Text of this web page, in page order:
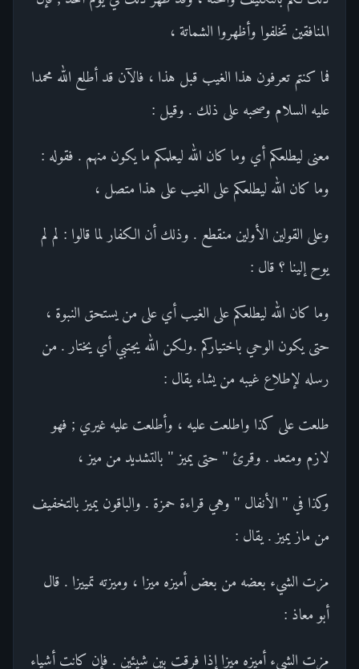
المنافقين تخلفوا وأظهروا الشماتة ،
فما كنتم تعرفون هذا الغيب قبل هذا ، فالآن قد أطلع الله محمدا
عليه السلام وصحبه على ذلك . وقيل :
معنى ليطلعكم أي وما كان الله ليعلمكم ما يكون منهم . فقوله :
وما كان الله ليطلعكم على الغيب على هذا متصل ،
وعلى القولين الأولين منقطع . وذلك أن الكفار لما قالوا : لم لم
يوح إلينا ؟ قال :
وما كان الله ليطلعكم على الغيب أي على من يستحق النبوة ،
حتى يكون الوحي باختياركم .ولكن الله يجتبي أي يختار . من
رسله لإطلاع غيبه من يشاء يقال :
طلعت على كذا واطلعت عليه ، وأطلعت عليه غيري ; فهو
لازم ومتعد . وقرئ " حتى يميز " بالتشديد من ميز ،
وكذا في " الأنفال " وهي قراءة حمزة . والباقون يميز بالتخفيف
من ماز يميز . يقال :
مزت الشيء بعضه من بعض أميزه ميزا ، وميزته تمييزا . قال
أبو معاذ :
مزت الشيء أميزه ميزا إذا فرقت بين شيئين . فإن كانت أشياء